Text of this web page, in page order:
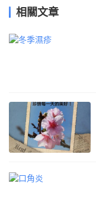
相關文章